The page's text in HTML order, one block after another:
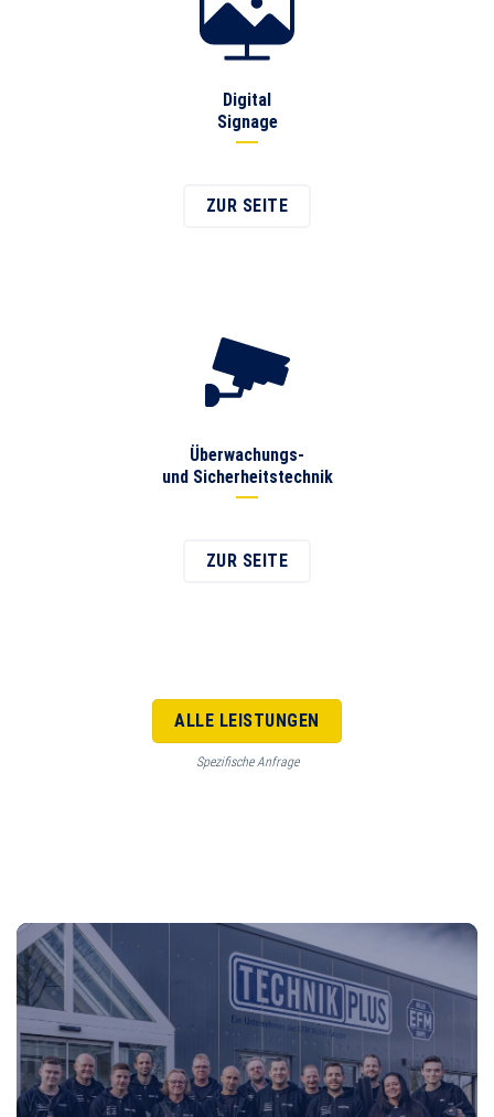
Digital
Signage
ZUR SEITE
Überwachungs-
und Sicherheitstechnik
ZUR SEITE
ALLE LEISTUNGEN
Spezifische Anfrage